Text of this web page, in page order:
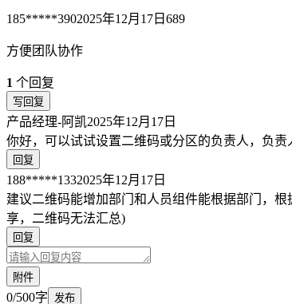
185*****3902025年12月17日 689
方便团队协作
1 个回复
写回复
产品经理-阿凯2025年12月17日
你好，可以试试设置二维码或分区的负责人，负责
回复
188*****1332025年12月17日
建议二维码能增加部门和人员组件能根据部门，
享，二维码无法汇总)
回复
附件
0/500字 发布